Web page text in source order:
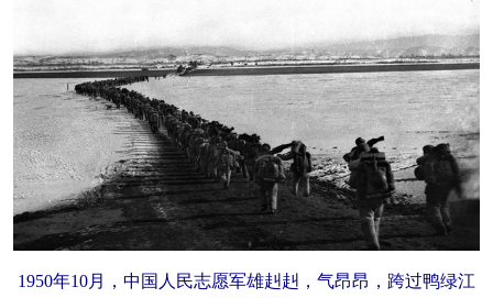
1950年10月，中国人民志愿军雄赳赳，气昂昂，跨过鸭绿江